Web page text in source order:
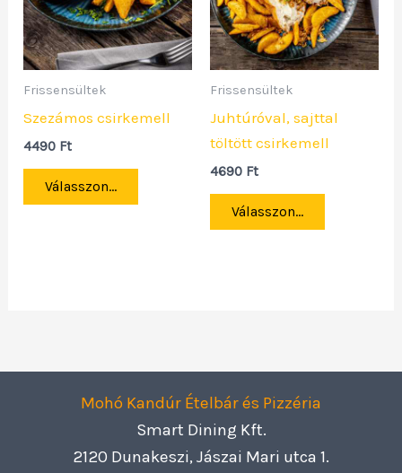
Frissensültek
Szezámos csirkemell
4490 Ft
Válasszon...
Frissensültek
Juhtúróval, sajttal
töltött csirkemell
4690 Ft
Válasszon...
Mohó Kandúr Ételbár és Pizzéria
Smart Dining Kft.
2120 Dunakeszi, Jászai Mari utca 1.